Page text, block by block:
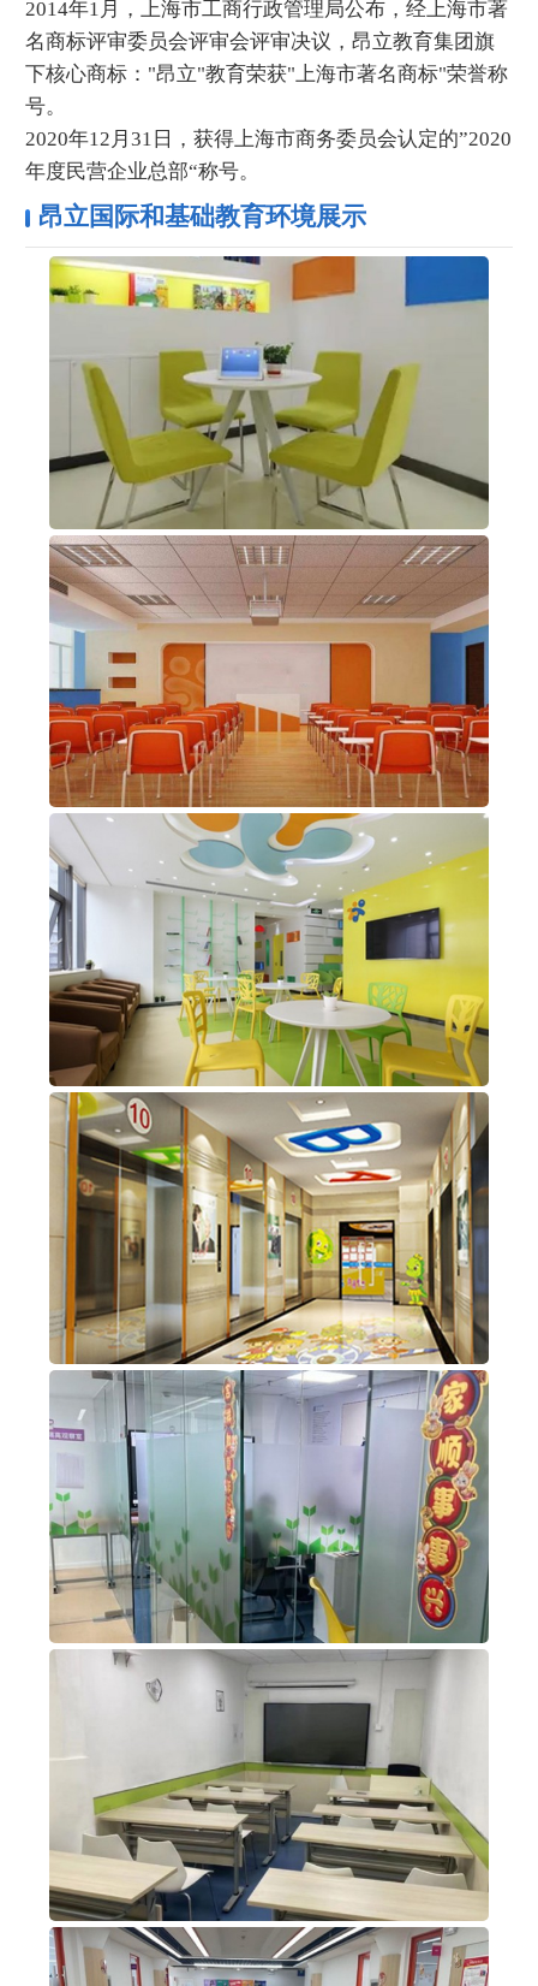
2014年1月，上海市工商行政管理局公布，经上海市著
名商标评审委员会评审会评审决议，昂立教育集团旗
下核心商标："昂立"教育荣获"上海市著名商标"荣誉称
号。
2020年12月31日，获得上海市商务委员会认定的”2020
年度民营企业总部“称号。
昂立国际和基础教育环境展示